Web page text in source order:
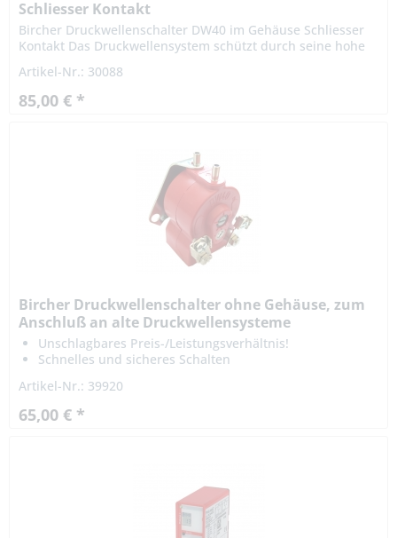
Schliesser Kontakt
Bircher Druckwellenschalter DW40 im Gehäuse Schliesser
Kontakt Das Druckwellensystem schützt durch seine hohe
Personen und...
Artikel-Nr.: 30088
85,00 € *
Bircher Druckwellenschalter ohne Gehäuse, zum
Anschluß an alte Druckwellensysteme
Unschlagbares Preis-/Leistungsverhältnis!
Schnelles und sicheres Schalten
Artikel-Nr.: 39920
65,00 € *